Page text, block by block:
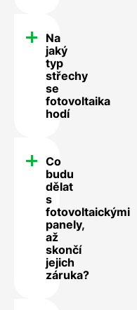
Na
jaký
typ
střechy
se
fotovoltaika
hodí
Co
budu
dělat
s
fotovoltaickými
panely,
až
skončí
jejich
záruka?